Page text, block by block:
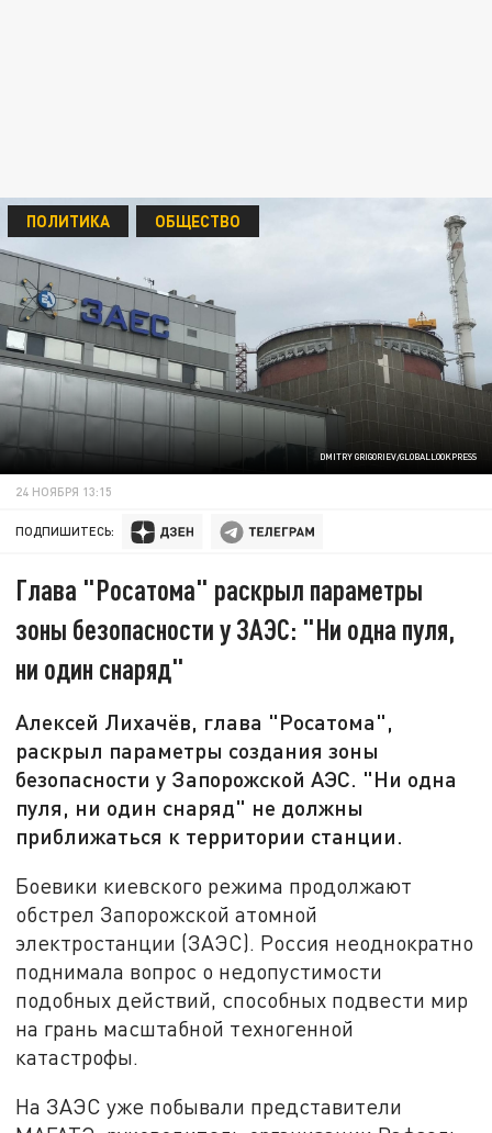
DMITRY GRIGORIEV/GLOBALLOOKPRESS
ПОЛИТИКА ОБЩЕСТВО
24 НОЯБРЯ 13:15
ПОДПИШИТЕСЬ:
Глава "Росатома" раскрыл параметры
зоны безопасности у ЗАЭС: "Ни одна пуля,
ни один снаряд"
Алексей Лихачёв, глава "Росатома",
раскрыл параметры создания зоны
безопасности у Запорожской АЭС. "Ни одна
пуля, ни один снаряд" не должны
приближаться к территории станции.
Боевики киевского режима продолжают
обстрел Запорожской атомной
электростанции (ЗАЭС). Россия неоднократно
поднимала вопрос о недопустимости
подобных действий, способных подвести мир
на грань масштабной техногенной
катастрофы.
На ЗАЭС уже побывали представители